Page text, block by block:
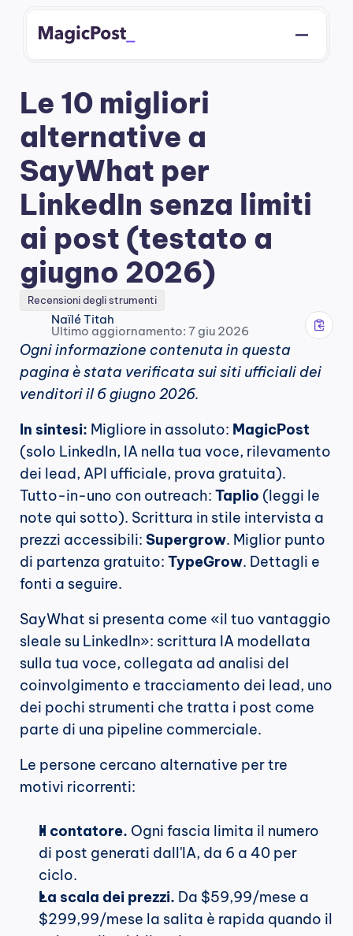
Le 10 migliori
alternative a
SayWhat per
LinkedIn senza limiti
ai post (testato a
giugno 2026)
Recensioni degli strumenti
Naïlé Titah
Ultimo aggiornamento: 7 giu 2026
Ogni informazione contenuta in questa
pagina è stata verificata sui siti ufficiali dei
venditori il 6 giugno 2026.
In sintesi: Migliore in assoluto: MagicPost
(solo LinkedIn, IA nella tua voce, rilevamento
dei lead, API ufficiale, prova gratuita).
Tutto-in-uno con outreach: Taplio (leggi le
note qui sotto). Scrittura in stile intervista a
prezzi accessibili: Supergrow. Miglior punto
di partenza gratuito: TypeGrow. Dettagli e
fonti a seguire.
SayWhat si presenta come «il tuo vantaggio
sleale su LinkedIn»: scrittura IA modellata
sulla tua voce, collegata ad analisi del
coinvolgimento e tracciamento dei lead, uno
dei pochi strumenti che tratta i post come
parte di una pipeline commerciale.
Le persone cercano alternative per tre
motivi ricorrenti:
Il contatore. Ogni fascia limita il numero
di post generati dall'IA, da 6 a 40 per
ciclo.
La scala dei prezzi. Da $59,99/mese a
$299,99/mese la salita è rapida quando il